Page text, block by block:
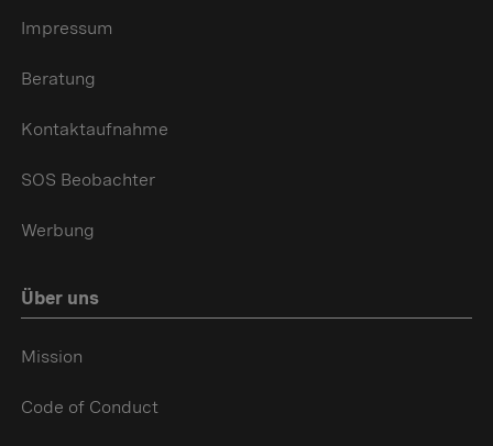
Impressum
Beratung
Kontaktaufnahme
SOS Beobachter
Werbung
Über uns
Mission
Code of Conduct